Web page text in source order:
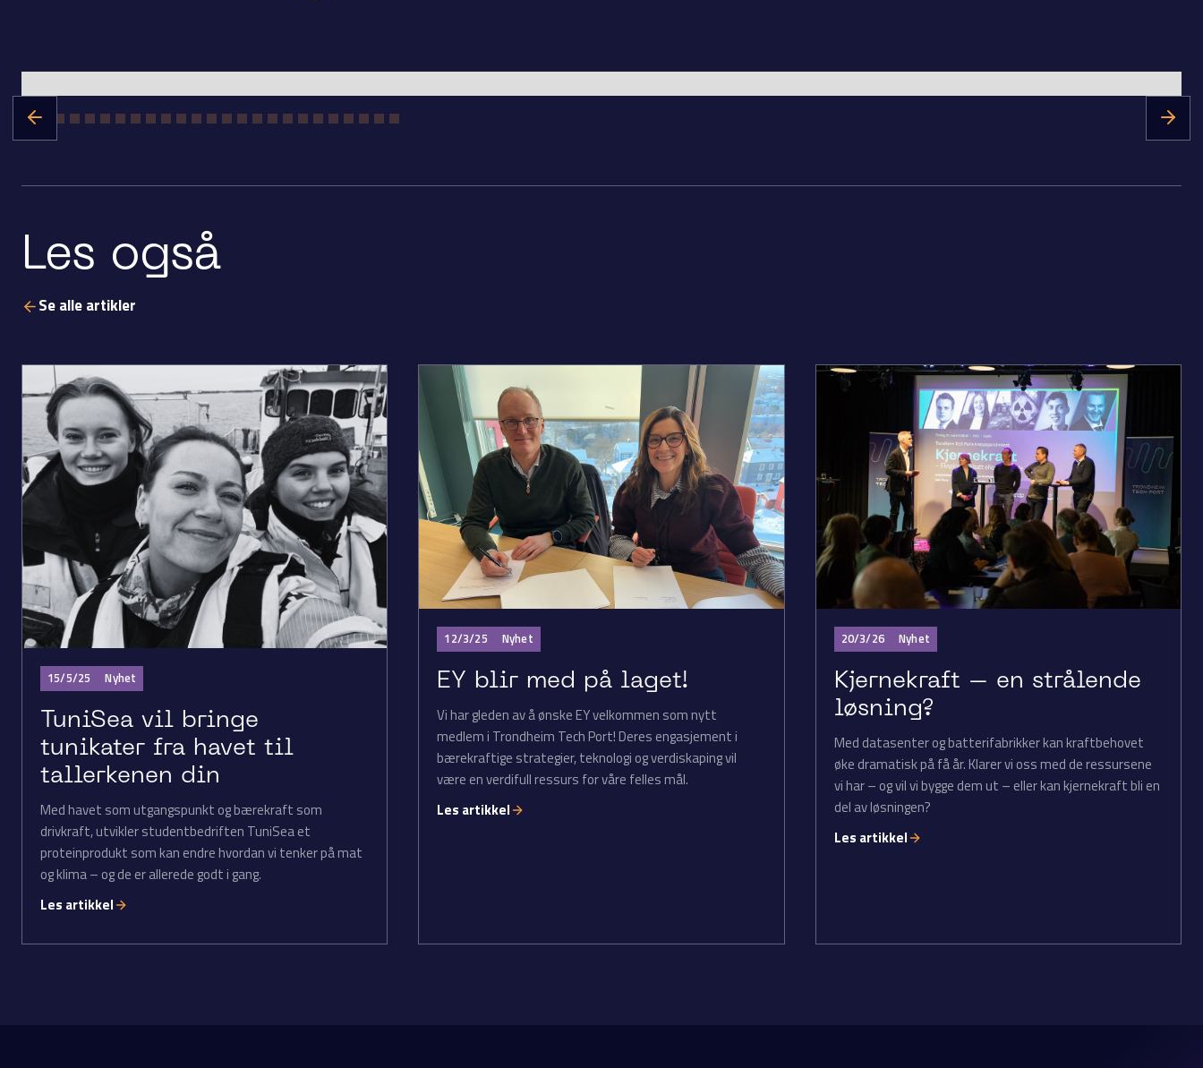
Les også
Se alle artikler
15/5/25 Nyhet
TuniSea vil bringe
tunikater fra havet til
tallerkenen din
Med havet som utgangspunkt og bærekraft som
drivkraft, utvikler studentbedriften TuniSea et
proteinprodukt som kan endre hvordan vi tenker på mat
og klima – og de er allerede godt i gang.
Les artikkel
12/3/25 Nyhet
EY blir med på laget!
Vi har gleden av å ønske EY velkommen som nytt
medlem i Trondheim Tech Port! Deres engasjement i
bærekraftige strategier, teknologi og verdiskaping vil
være en verdifull ressurs for våre felles mål.
Les artikkel
20/3/26 Nyhet
Kjernekraft – en strålende
løsning?
Med datasenter og batterifabrikker kan kraftbehovet
øke dramatisk på få år. Klarer vi oss med de ressursene
vi har – og vil vi bygge dem ut – eller kan kjernekraft bli en
del av løsningen?
Les artikkel